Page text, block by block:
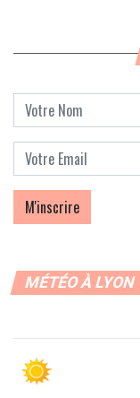
MÉTÉO À LYON